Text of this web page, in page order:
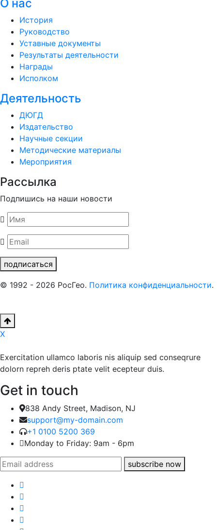
О нас
История
Руководство
Уставные документы
Результаты деятельности
Награды
Исполком
Деятельность
ДЮГД
Издательство
Научные секции
Методические материалы
Мероприятия
Рассылка
Подпишись на наши новости
подписаться
© 1992 - 2026 РосГео. Политика конфиденциальности.
X
Exercitation ullamco laboris nis aliquip sed conseqrure
dolorn repreh deris ptate velit ecepteur duis.
Get in touch
838 Andy Street, Madison, NJ
support@my-domain.com
+1 0100 5200 369
Monday to Friday: 9am - 6pm
subscribe now